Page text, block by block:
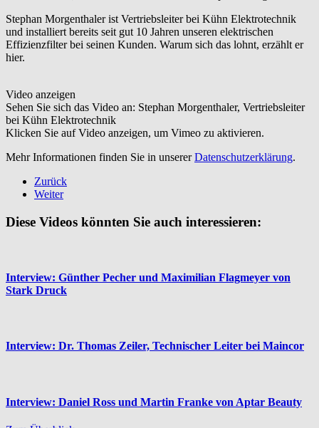
Stephan Morgenthaler ist Vertriebsleiter bei Kühn Elektrotechnik
und installiert bereits seit gut 10 Jahren unseren elektrischen
Effizienzfilter bei seinen Kunden. Warum sich das lohnt, erzählt er
hier.
Video anzeigen
Sehen Sie sich das Video an: Stephan Morgenthaler, Vertriebsleiter
bei Kühn Elektrotechnik
Klicken Sie auf Video anzeigen, um Vimeo zu aktivieren.
Mehr Informationen finden Sie in unsererDatenschutzerklärung.
Zurück
Weiter
Diese Videos könnten Sie auch interessieren:
Interview: Günther Pecher und Maximilian Flagmeyer von
Stark Druck
Interview: Dr. Thomas Zeiler, Technischer Leiter bei Maincor
Interview: Daniel Ross und Martin Franke von Aptar Beauty